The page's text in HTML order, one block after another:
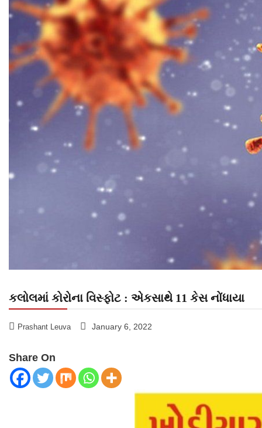
કલોલમાં કોરોના વિસ્ફોટ : એકસાથે 11 કેસ નોંધાયા
Prashant Leuva January 6, 2022
Share On